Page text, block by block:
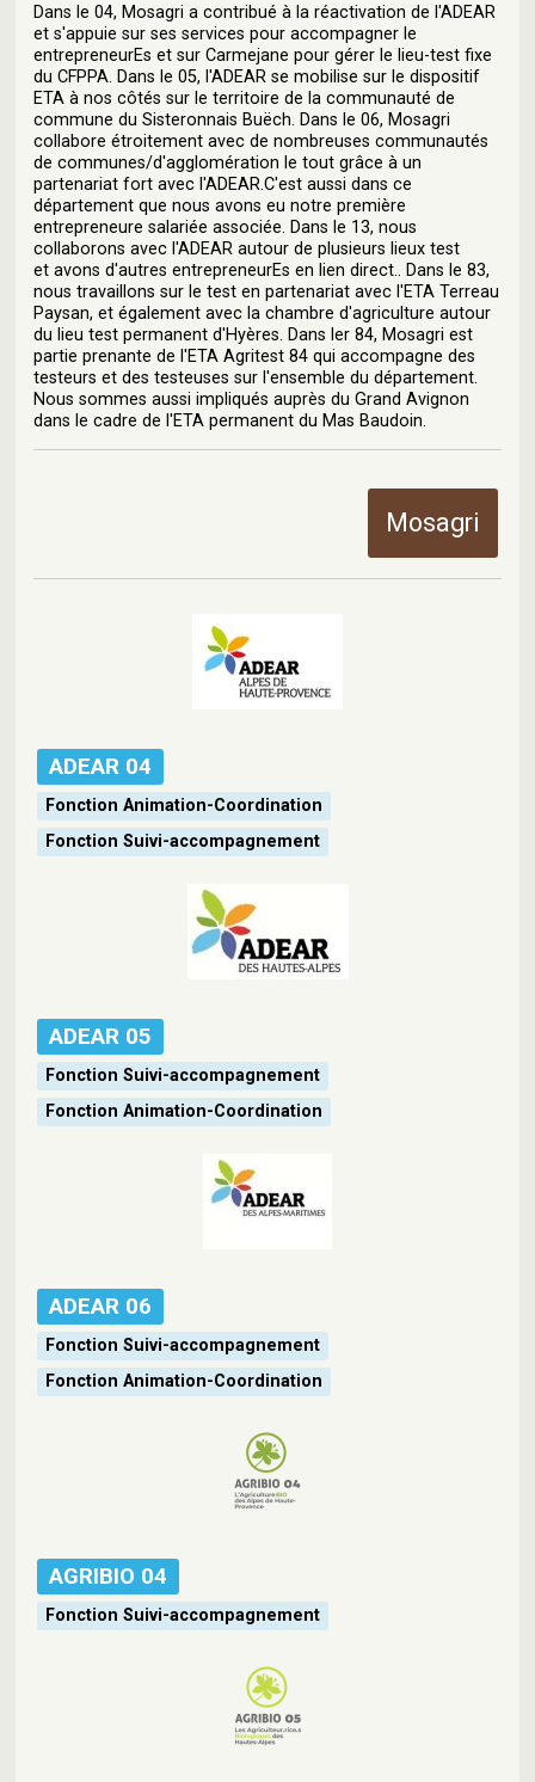
Dans le 04, Mosagri a contribué à la réactivation de l'ADEAR
et s'appuie sur ses services pour accompagner le
entrepreneurEs et sur Carmejane pour gérer le lieu-test fixe
du CFPPA. Dans le 05, l'ADEAR se mobilise sur le dispositif
ETA à nos côtés sur le territoire de la communauté de
commune du Sisteronnais Buëch. Dans le 06, Mosagri
collabore étroitement avec de nombreuses communautés
de communes/d'agglomération le tout grâce à un
partenariat fort avec l'ADEAR.C'est aussi dans ce
département que nous avons eu notre première
entrepreneure salariée associée. Dans le 13, nous
collaborons avec l'ADEAR autour de plusieurs lieux test
et avons d'autres entrepreneurEs en lien direct.. Dans le 83,
nous travaillons sur le test en partenariat avec l'ETA Terreau
Paysan, et également avec la chambre d'agriculture autour
du lieu test permanent d'Hyères. Dans ler 84, Mosagri est
partie prenante de l'ETA Agritest 84 qui accompagne des
testeurs et des testeuses sur l'ensemble du département.
Nous sommes aussi impliqués auprès du Grand Avignon
dans le cadre de l'ETA permanent du Mas Baudoin.
Mosagri
ADEAR 04
Fonction Animation-Coordination
Fonction Suivi-accompagnement
ADEAR 05
Fonction Suivi-accompagnement
Fonction Animation-Coordination
ADEAR 06
Fonction Suivi-accompagnement
Fonction Animation-Coordination
AGRIBIO 04
Fonction Suivi-accompagnement